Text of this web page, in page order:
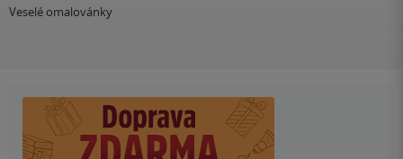
Veselé omalovánky